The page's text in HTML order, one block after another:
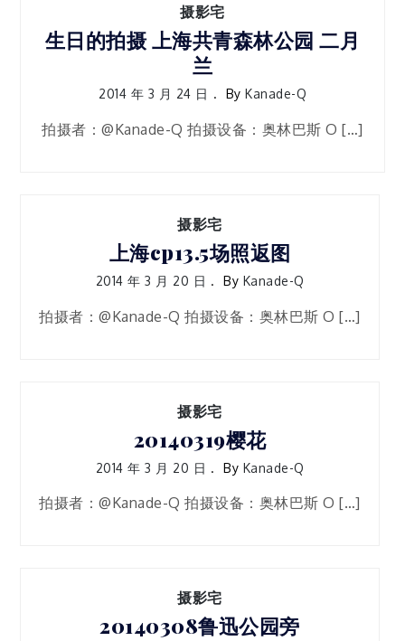
摄影宅
生日的拍摄 上海共青森林公园 二月
兰
2014 年 3 月 24 日 By Kanade-Q
拍摄者：@Kanade-Q 拍摄设备：奥林巴斯 O […]
摄影宅
上海cp13.5场照返图
2014 年 3 月 20 日 By Kanade-Q
拍摄者：@Kanade-Q 拍摄设备：奥林巴斯 O […]
摄影宅
20140319樱花
2014 年 3 月 20 日 By Kanade-Q
拍摄者：@Kanade-Q 拍摄设备：奥林巴斯 O […]
摄影宅
20140308鲁迅公园旁